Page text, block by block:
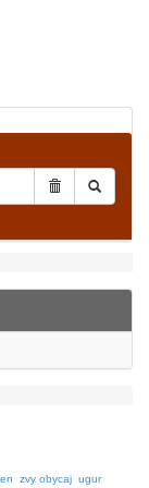
zvy obycaj ugur